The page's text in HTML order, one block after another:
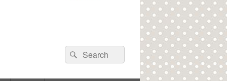
Recherche :
Rechercher